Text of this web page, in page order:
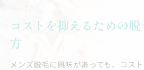
コストを抑えるための
方
メンズ脱毛に興味があっても、コス